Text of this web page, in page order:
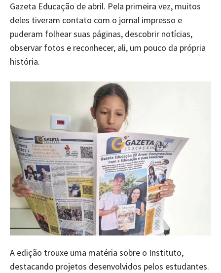
Gazeta Educação de abril. Pela primeira vez, muitos
deles tiveram contato com o jornal impresso e
puderam folhear suas páginas, descobrir notícias,
observar fotos e reconhecer, ali, um pouco da própria
história.
A edição trouxe uma matéria sobre o Instituto,
destacando projetos desenvolvidos pelos estudantes.